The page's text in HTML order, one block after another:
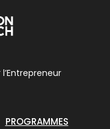
l’Entrepreneur
PROGRAMMES